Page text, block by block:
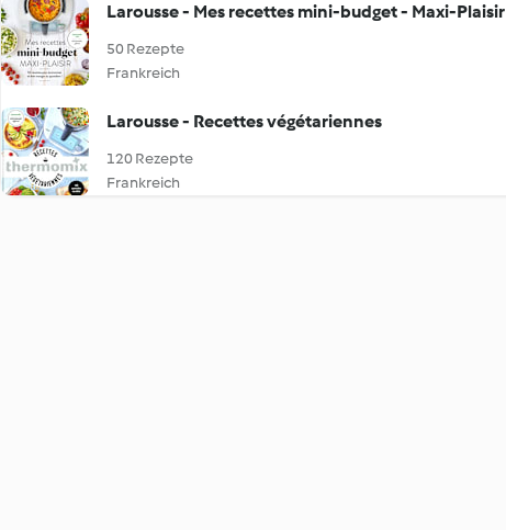
Larousse - Mes recettes mini-budget - Maxi-Plaisir
50 Rezepte
Frankreich
Larousse - Recettes végétariennes
120 Rezepte
Frankreich